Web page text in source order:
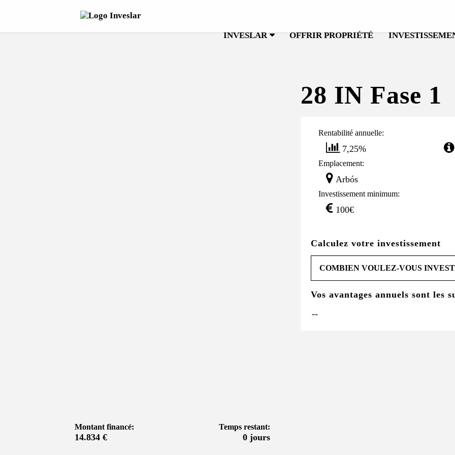
INVESLAR OFFRIR PROPRIÉTÉ
28 IN Fase 1
Rentabilité annuelle:
7,25%
Emplacement:
Arbós
Investissement minimum:
100€
Calculez votre investissement
Vos avantages annuels sont les
Montant financé:
14.834 €
Temps restant:
0 jours